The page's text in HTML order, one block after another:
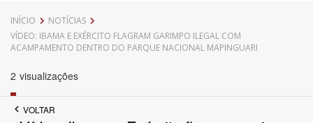
Data do Documento
INÍCIO
NOTÍCIAS
VÍDEO: IBAMA E EXÉRCITO FLAGRAM GARIMPO ILEGAL COM
ACAMPAMENTO DENTRO DO PARQUE NACIONAL MAPINGUARI
2 visualizações
VOLTAR